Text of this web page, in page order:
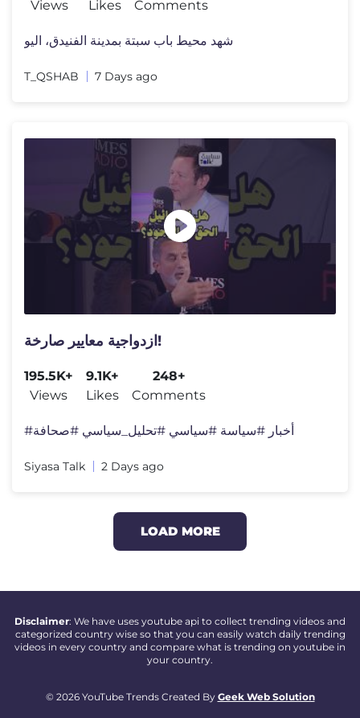
Views
Likes
Comments
شهد محيط باب سبتة بمدينة الفنيدق، اليو
T_QSHAB 7 Days ago
ازدواجية معايير صارخة!
195.5K+
Views
9.1K+
Likes
248+
Comments
#أخبار #سياسة #سياسي #تحليل_سياسي #صحافة
Siyasa Talk 2 Days ago
LOAD MORE
Disclaimer: We have uses youtube api to collect trending videos and
categorized country wise so that you can easily watch daily trending
videos in every country and compare what is trending on youtube in
your country.
© 2026 YouTube Trends Created By Geek Web Solution